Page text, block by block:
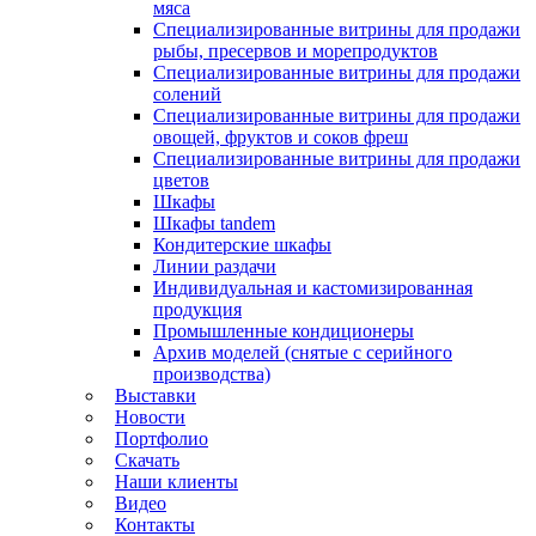
мяса
Специализированные витрины для продажи
рыбы, пресервов и морепродуктов
Специализированные витрины для продажи
солений
Специализированные витрины для продажи
овощей, фруктов и соков фреш
Специализированные витрины для продажи
цветов
Шкафы
Шкафы tandem
Кондитерские шкафы
Линии раздачи
Индивидуальная и кастомизированная
продукция
Промышленные кондиционеры
Архив моделей (снятые с серийного
производства)
Выставки
Новости
Портфолио
Скачать
Наши клиенты
Видео
Контакты